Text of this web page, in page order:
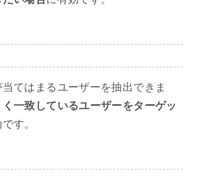
てはまるユーザーを抽出できま
一致しているユーザーをターゲッ
す。